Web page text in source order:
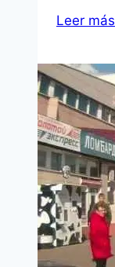
Leer más